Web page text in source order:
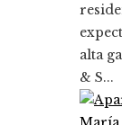
alta
& S...